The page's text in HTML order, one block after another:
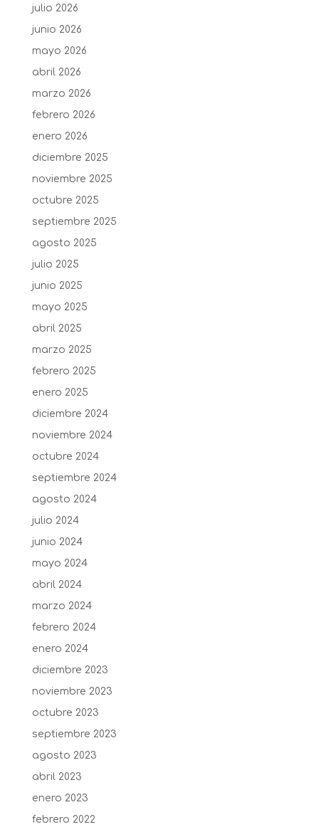
julio 2026
junio 2026
mayo 2026
abril 2026
marzo 2026
febrero 2026
enero 2026
diciembre 2025
noviembre 2025
octubre 2025
septiembre 2025
agosto 2025
julio 2025
junio 2025
mayo 2025
abril 2025
marzo 2025
febrero 2025
enero 2025
diciembre 2024
noviembre 2024
octubre 2024
septiembre 2024
agosto 2024
julio 2024
junio 2024
mayo 2024
abril 2024
marzo 2024
febrero 2024
enero 2024
diciembre 2023
noviembre 2023
octubre 2023
septiembre 2023
agosto 2023
abril 2023
enero 2023
febrero 2022